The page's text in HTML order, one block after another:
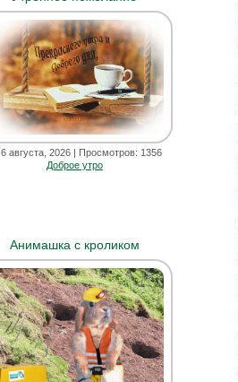
6 августа, 2026| Просмотров: 1356
Доброе утро
Анимашка с кроликом